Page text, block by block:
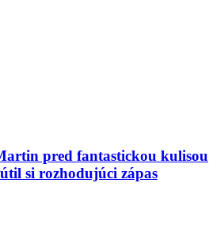
pred fantastickou kulisou
si rozhodujúci zápas